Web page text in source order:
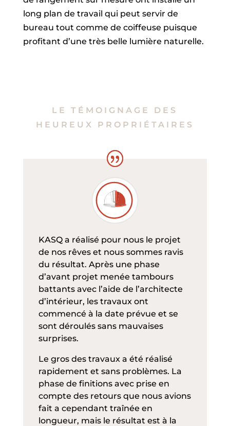
long plan de travail qui peut servir de
bureau tout comme de coiffeuse puisque
profitant d’une très belle lumière naturelle.
LE TÉMOIGNAGE DES
HEUREUX PROPRIÉTAIRES
KASQ a réalisé pour nous le projet
de nos rêves et nous sommes ravis
du résultat. Après une phase
d’avant projet menée tambours
battants avec l’aide de l’architecte
d’intérieur, les travaux ont
commencé à la date prévue et se
sont déroulés sans mauvaises
surprises.
Le gros des travaux a été réalisé
rapidement et sans problèmes. La
phase de finitions avec prise en
compte des retours que nous avions
fait a cependant traînée en
longueur, mais le résultat est à la